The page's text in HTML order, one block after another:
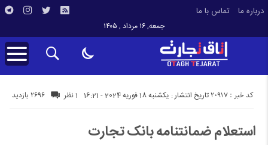
درباره ما تماس با ما
جمعه, ۱۶ مرداد , ۱۴۰۵
تاریخ انتشار : یکشنبه 18 فوریه 2024 - 16:21 2696 بازدید کد خبر : 20917 1 نظر
استعلام ضمانتنامه بانک تجارت